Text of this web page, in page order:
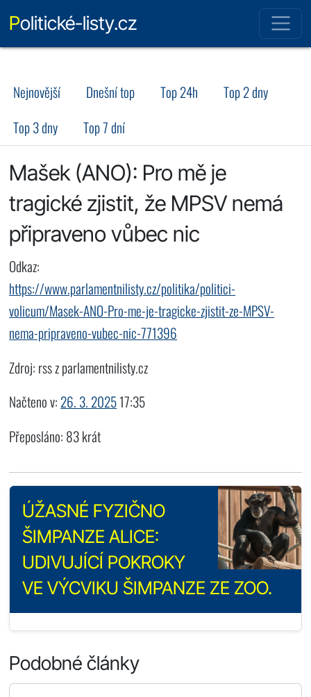
Politické-listy.cz
Nejnovější Dnešní top Top 24h
Top 2 dny
Top 3 dny
Top 7 dní
Mašek (ANO): Pro mě je
tragické zjistit, že MPSV nemá
připraveno vůbec nic
Odkaz:
https://www.parlamentnilisty.cz/politika/politici-
volicum/Masek-ANO-Pro-me-je-tragicke-zjistit-ze-MPSV-
nema-pripraveno-vubec-nic-771396
Zdroj: rss z parlamentnilisty.cz
Načteno v: 26. 3. 202517:35
Přeposláno: 83 krát
ÚŽASNÉ FYZIČNO
ŠIMPANZE ALICE:
UDIVUJÍCÍ POKROKY
VE VÝCVIKU ŠIMPANZE ZE ZOO.
Podobné články